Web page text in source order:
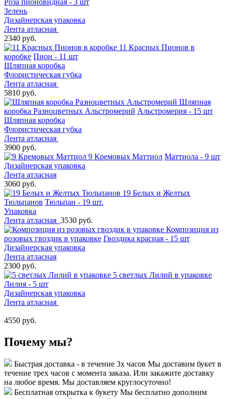
Зелень
Дизайнерская упаковка
Лента атласная
2340 руб.
11 Красных Пионов в
коробке Пион - 11 шт
Шляпная коробка
Флористическая губка
Лента атласная
5810 руб.
Шляпная
коробка Разноцветных Альстромерий Альстромерия - 15 шт
Шляпная коробка
Флористическая губка
Лента атласная
3900 руб.
9 Кремовых Маттиол Маттиола - 9 шт
Дизайнерская упаковка
Лента атласная
3060 руб.
19 Белых и Желтых
Тюльпанов Тюльпан - 19 шт.
Упаковка
Лента атласная 3530 руб.
Композиция из
розовых гвоздик в упаковке Гвоздика красная - 15 шт
Дизайнерская упаковка
Лента атласная
2300 руб.
5 светлых Лилий в упаковке
Лилия - 5 шт
Дизайнерская упаковка
Лента атласная
4550 руб.
Почему мы?
Быстрая доставка - в течение 3х часов Мы доставим букет в
течение трех часов с момента заказа. Или закажите доставку
на любое время. Мы доставляем круглосуточно!
Бесплатная открытка к букету Мы бесплатно дополним